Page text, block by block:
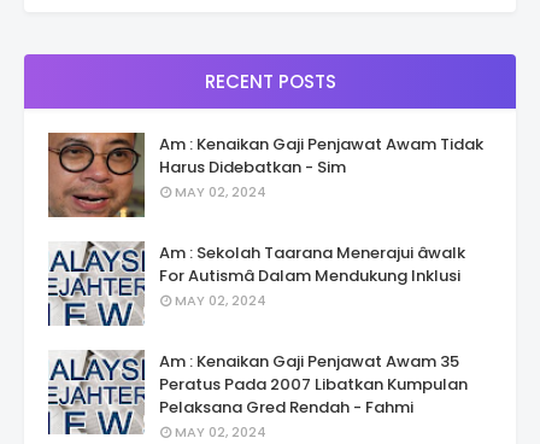
RECENT POSTS
Am : Kenaikan Gaji Penjawat Awam Tidak
Harus Didebatkan - Sim
MAY 02, 2024
Am : Sekolah Taarana Menerajui âwalk
For Autismâ Dalam Mendukung Inklusi
MAY 02, 2024
Am : Kenaikan Gaji Penjawat Awam 35
Peratus Pada 2007 Libatkan Kumpulan
Pelaksana Gred Rendah - Fahmi
MAY 02, 2024